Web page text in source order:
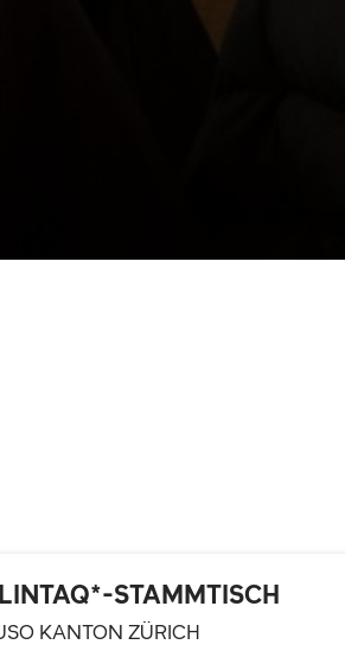
STAMMTISCH
KANTON ZÜRICH